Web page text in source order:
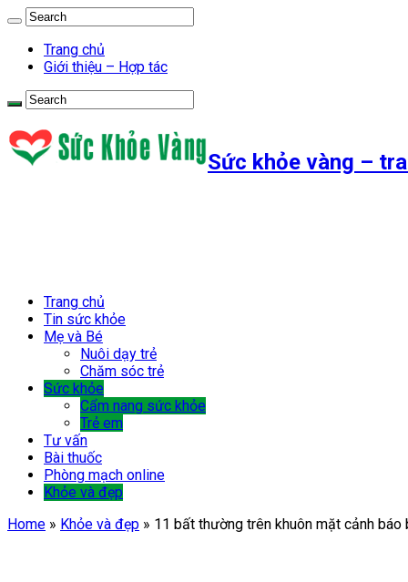
Trang chủ
Giới thiệu – Hợp tác
Sức khỏe vàng –
Trang chủ
Tin sức khỏe
Mẹ và Bé
Nuôi dạy trẻ
Chăm sóc trẻ
Sức khỏe
Cẩm nang sức khỏe
Trẻ em
Tư vấn
Bài thuốc
Phòng mạch online
Khỏe và đẹp
Home » Khỏe và đẹp » 11 bất thường trên khuôn mặt cảnh báo